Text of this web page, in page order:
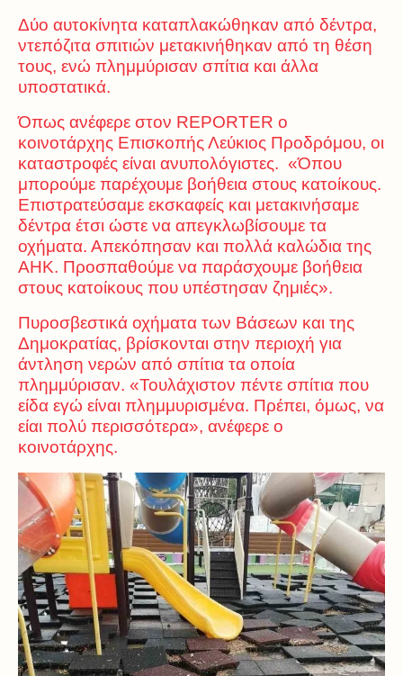
Δύο αυτοκίνητα καταπλακώθηκαν από δέντρα,
ντεπόζιτα σπιτιών μετακινήθηκαν από τη θέση
τους, ενώ πλημμύρισαν σπίτια και άλλα
υποστατικά.
Όπως ανέφερε στον REPORTER ο
κοινοτάρχης Επισκοπής Λεύκιος Προδρόμου, οι
καταστροφές είναι ανυπολόγιστες. «Όπου
μπορούμε παρέχουμε βοήθεια στους κατοίκους.
Επιστρατεύσαμε εκσκαφείς και μετακινήσαμε
δέντρα έτσι ώστε να απεγκλωβίσουμε τα
οχήματα. Απεκόπησαν και πολλά καλώδια της
ΑΗΚ. Προσπαθούμε να παράσχουμε βοήθεια
στους κατοίκους που υπέστησαν ζημιές».
Πυροσβεστικά οχήματα των Βάσεων και της
Δημοκρατίας, βρίσκονται στην περιοχή για
άντληση νερών από σπίτια τα οποία
πλημμύρισαν. «Τουλάχιστον πέντε σπίτια που
είδα εγώ είναι πλημμυρισμένα. Πρέπει, όμως, να
είαι πολύ περισσότερα», ανέφερε ο
κοινοτάρχης.